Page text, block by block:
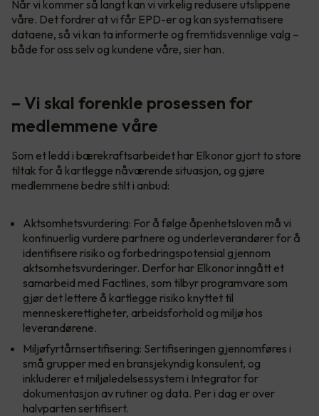
Når vi kommer så langt kan vi virkelig redusere utslippene
våre. Det fordrer at vi får EPD-er og kan systematisere
dataene, så vi kan ta informerte og fremtidsvennlige valg –
både for oss selv og kundene våre, sier han.
– Vi skal forenkle prosessen for
medlemmene våre
Som et ledd i bærekraftsarbeidet har Elkonor gjort to store
tiltak for å kartlegge nåværende situasjon, og gjøre
medlemmene bedre stilt i anbud:
Aktsomhetsvurdering: For å følge åpenhetsloven må vi
kontinuerlig vurdere partnere og underleverandører for å
identifisere risiko og forbedringspotensial gjennom
aktsomhetsvurderinger. Derfor har Elkonor inngått et
samarbeid med Factlines, som tilbyr programvare som
gjør det lettere å kartlegge risiko knyttet til
menneskerettigheter, arbeidsforhold og miljø hos
leverandørene.
Miljøfyrtårnsertifisering: Sertifiseringen gjennomføres i
små grupper med en bransjekyndig konsulent, og
inkluderer et miljøledelsessystem i Integrator for
dokumentasjon av rutiner og data. Per i dag er over
halvparten sertifisert.